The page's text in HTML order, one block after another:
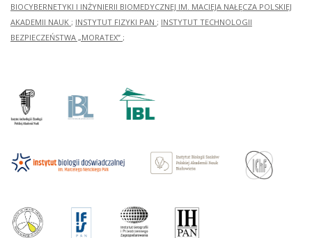
BIOCYBERNETYKI I INŻYNIERII BIOMEDYCZNEJ IM. MACIEJA NAŁĘCZA POLSKIEJ
AKADEMII NAUK ; INSTYTUT FIZYKI PAN ; INSTYTUT TECHNOLOGII
BEZPIECZEŃSTWA „MORATEX” ;